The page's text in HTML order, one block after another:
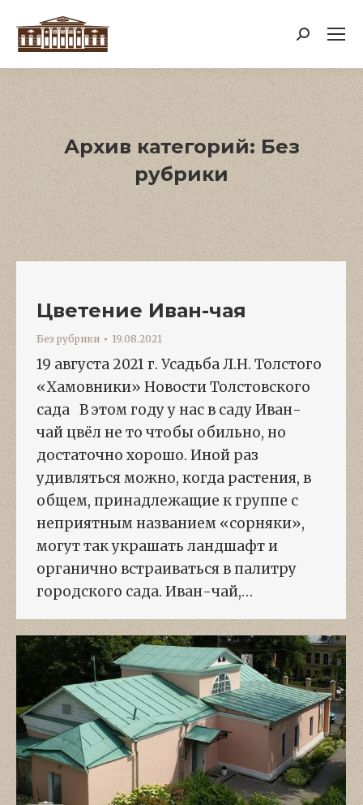
Поиск:
Архив категорий: Без
рубрики
Цветение Иван-чая
Без рубрики 19.08.2021
19 августа 2021 г. Усадьба Л.Н. Толстого
«Хамовники» Новости Толстовского
сада В этом году у нас в саду Иван-
чай цвёл не то чтобы обильно, но
достаточно хорошо. Иной раз
удивляться можно, когда растения, в
общем, принадлежащие к группе с
неприятным названием «сорняки»,
могут так украшать ландшафт и
органично встраиваться в палитру
городского сада. Иван-чай,…